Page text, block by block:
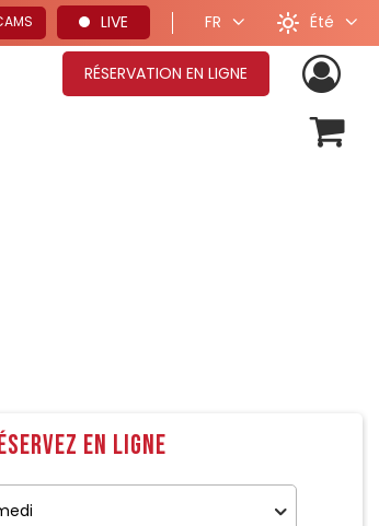
LIVE FR Été
RÉSERVATION EN LIGNE
en ligne